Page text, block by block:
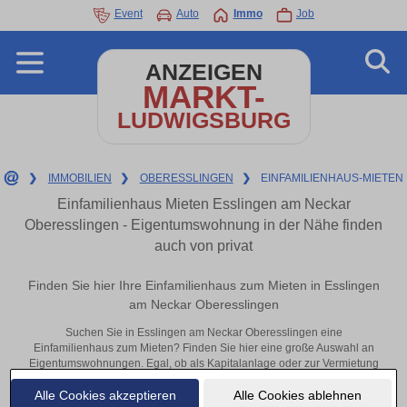
Alle Cookies akzeptieren Alle Cookies ablehnen
Event Auto Immo Job
ANZEIGEN
MARKT-
LUDWIGSBURG
❯ IMMOBILIEN ❯ OBERESSLINGEN ❯ EINFAMILIENHAUS-MIETEN
Einfamilienhaus Mieten Esslingen am Neckar
Oberesslingen - Eigentumswohnung in der Nähe finden
auch von privat
Finden Sie hier Ihre Einfamilienhaus zum Mieten in Esslingen
am Neckar Oberesslingen
Suchen Sie in Esslingen am Neckar Oberesslingen eine
Einfamilienhaus zum Mieten? Finden Sie hier eine große Auswahl an
Eigentumswohnungen. Egal, ob als Kapitalanlage oder zur Vermietung
– hier finden Sie Ihre Immobilie in Esslingen am Neckar Oberesslingen
oder in der Nähe.